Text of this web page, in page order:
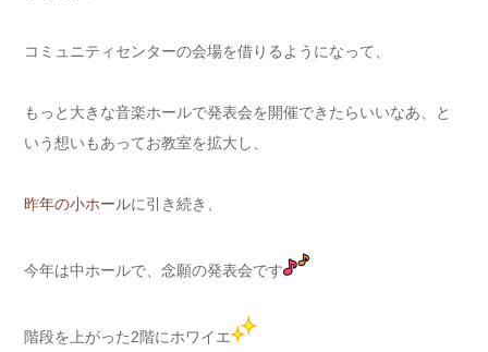
コミュニティセンターの会場を借りるようになって、
もっと大きな音楽ホールで発表会を開催できたらいいなあ、と
いう想いもあってお教室を拡大し、
昨年の小ホールに引き続き、
今年は中ホールで、念願の発表会です
階段を上がった2階にホワイエ